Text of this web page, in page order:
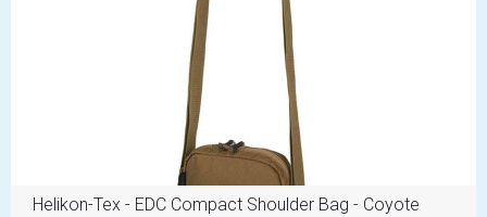
Helikon-Tex - EDC Compact Shoulder Bag - Coyote